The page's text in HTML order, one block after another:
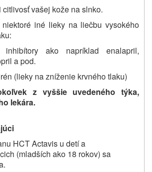
citlivosť vašej kože na slnko.
iné lieky na liečbu vysokého
inhibítory ako napríklad enalapril,
a pod.
(lieky na zníženie krvného tlaku)
z vyššie uvedeného týka,
lekára.
HCT Actavis u detí a
(mladších ako 18 rokov) sa